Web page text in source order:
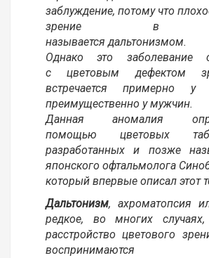
заблуждение, потому что
зрение в
называется дальтонизмом.
Однако это заболевание
с цветовым дефектом
встречается примерно у
преимущественно у мужчин.
Данная аномалия
помощью цветовых
разработанных и позже
японского офтальмолога
который впервые описал этот
Дальтонизм, ахроматопсия
редкое, во многих случаях,
расстройство цветового
воспринимаются